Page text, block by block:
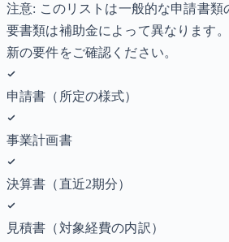
注意: このリストは一般的な申請書類
要書類は補助金によって異なります
新の要件をご確認ください。
申請書（所定の様式）
事業計画書
決算書（直近2期分）
見積書（対象経費の内訳）